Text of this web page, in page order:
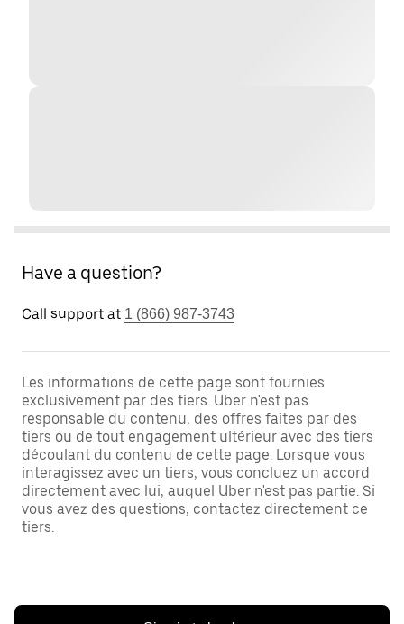
Have a question?
Call support at 1 (866) 987-3743
Les informations de cette page sont fournies
exclusivement par des tiers. Uber n'est pas
responsable du contenu, des offres faites par des
tiers ou de tout engagement ultérieur avec des tiers
découlant du contenu de cette page. Lorsque vous
interagissez avec un tiers, vous concluez un accord
directement avec lui, auquel Uber n'est pas partie. Si
vous avez des questions, contactez directement ce
tiers.